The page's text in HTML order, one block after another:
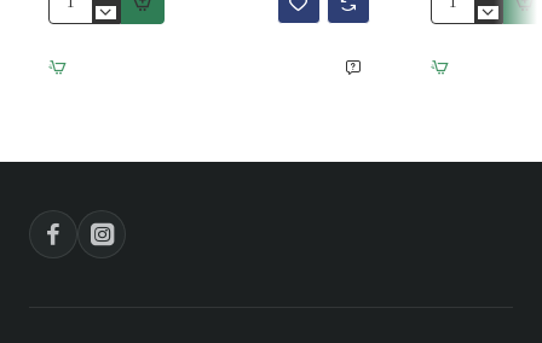
CIONDOLO
ACCIAIO
STILE
PZ
CIONDOLO
STILE
TIFFANY